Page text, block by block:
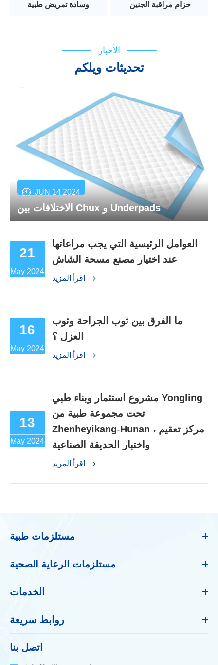
وسادة تمريض طبية حزام مراقبة الجنين
الأخبار
تحديثات ويلكم
JUN 14 2024
الاختلافات بين Chux و Underpads
21
May 2024
العوامل الرئيسية التي يجب مراعاتها
عند اختيار مصنع مسحة الشاش
16
May 2024
ما الفرق بين ثوب الجراحة وثوب
العزل ؟
13
May 2024
مشروع استثمار وبناء طبي Yongling
تحت مجموعة طبية من
Zhenheyikang-Hunan ، مركز تعقيم
واختبار الحديقة الصناعية
مستلزمات طبية
مستلزمات الرعاية الصحية
الخدمات
روابط سريعة
اتصل بنا